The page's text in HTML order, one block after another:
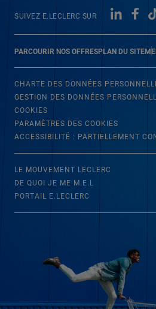
PARCOURIR NOS OFFRESPLAN DU SITE
SUIVEZ E.LECLERC SUR
CHARTE DES DONNÉES
GESTION DES DONNÉES
COOKIES
PARAMÈTRES DES COOKIES
ACCESSIBILITÉ : PARTIELLEMENT
LE MOUVEMENT LECLERC
DE QUOI JE ME M.E.L
PORTAIL E.LECLERC